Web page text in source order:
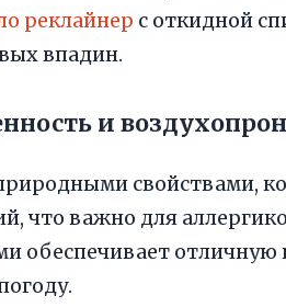
реклайнер с откидной
впадин.
и
свойствами,
что важно для
обеспечивает отличную